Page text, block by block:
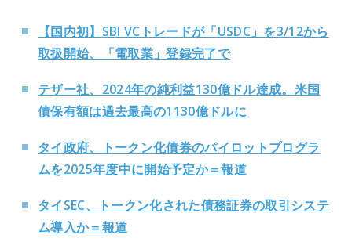
【国内初】SBI VCトレードが「USDC」を3/12から
取扱開始、「電取業」登録完了で
テザー社、2024年の純利益130億ドル達成。米国
債保有額は過去最高の1130億ドルに
タイ政府、トークン化債券のパイロットプログラ
ムを2025年度中に開始予定か＝報道
タイSEC、トークン化された債務証券の取引システ
ム導入か＝報道